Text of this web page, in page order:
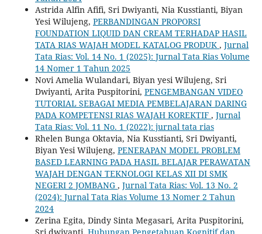
Astrida Alfin Afifi, Sri Dwiyanti, Nia Kusstianti, Biyan
Yesi Wilujeng, PERBANDINGAN PROPORSI
FOUNDATION LIQUID DAN CREAM TERHADAP HASIL
TATA RIAS WAJAH MODEL KATALOG PRODUK , Jurnal
Tata Rias: Vol. 14 No. 1 (2025): Jurnal Tata Rias Volume
14 Nomer 1 Tahun 2025
Novi Amelia Wulandari, Biyan yesi Wilujeng, Sri
Dwiyanti, Arita Puspitorini, PENGEMBANGAN VIDEO
TUTORIAL SEBAGAI MEDIA PEMBELAJARAN DARING
PADA KOMPETENSI RIAS WAJAH KOREKTIF , Jurnal
Tata Rias: Vol. 11 No. 1 (2022): jurnal tata rias
Rhelen Bunga Oktavia, Nia Kusstianti, Sri Dwiyanti,
Biyan Yesi Wilujeng, PENERAPAN MODEL PROBLEM
BASED LEARNING PADA HASIL BELAJAR PERAWATAN
WAJAH DENGAN TEKNOLOGI KELAS XII DI SMK
NEGERI 2 JOMBANG , Jurnal Tata Rias: Vol. 13 No. 2
(2024): Jurnal Tata Rias Volume 13 Nomer 2 Tahun
2024
Zerina Egita, Dindy Sinta Megasari, Arita Puspitorini,